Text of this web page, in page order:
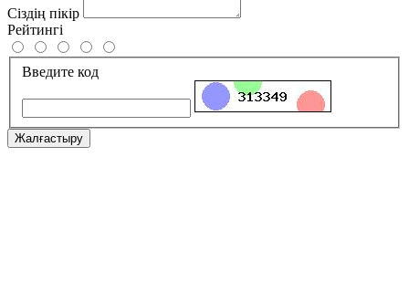
Сіздің пікір
Рейтингі
Введите код
Жалғастыру